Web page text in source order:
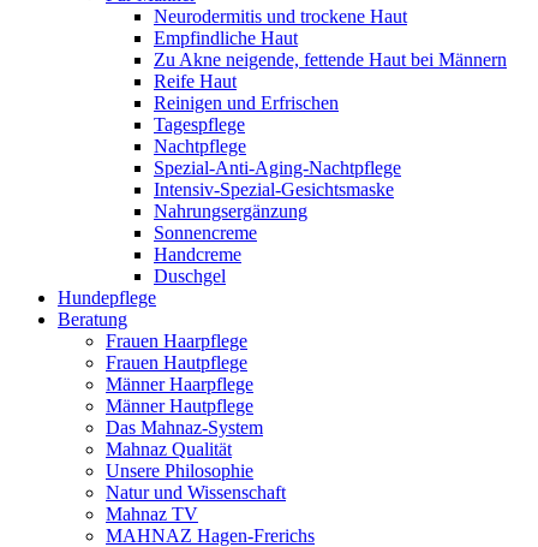
Neurodermitis und trockene Haut
Empfindliche Haut
Zu Akne neigende, fettende Haut bei Männern
Reife Haut
Reinigen und Erfrischen
Tagespflege
Nachtpflege
Spezial-Anti-Aging-Nachtpflege
Intensiv-Spezial-Gesichtsmaske
Nahrungsergänzung
Sonnencreme
Handcreme
Duschgel
Hundepflege
Beratung
Frauen Haarpflege
Frauen Hautpflege
Männer Haarpflege
Männer Hautpflege
Das Mahnaz-System
Mahnaz Qualität
Unsere Philosophie
Natur und Wissenschaft
Mahnaz TV
MAHNAZ Hagen-Frerichs